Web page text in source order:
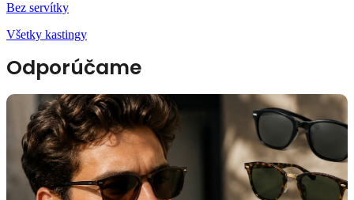
Bez servítky
Všetky kastingy
Odporúčame